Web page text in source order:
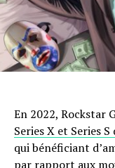
En 2022, Rockstar
Series X et Series S
qui bénéficiant
par rapport aux